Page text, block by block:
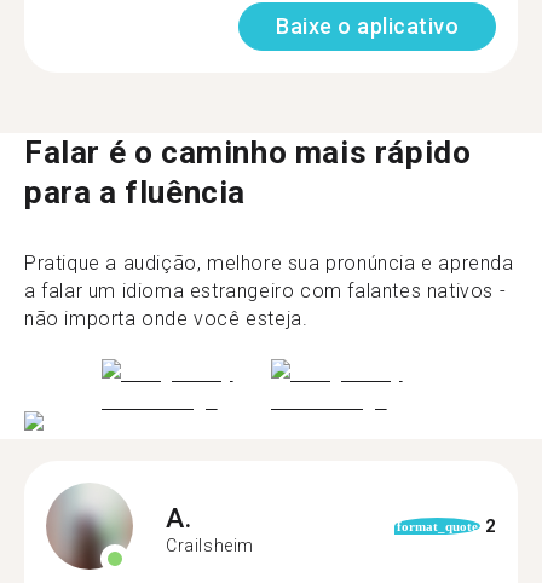
Baixe o aplicativo
Falar é o caminho mais rápido
para a fluência
Pratique a audição, melhore sua pronúncia e aprenda
a falar um idioma estrangeiro com falantes nativos -
não importa onde você esteja.
A.
Crailsheim
format_quote 2